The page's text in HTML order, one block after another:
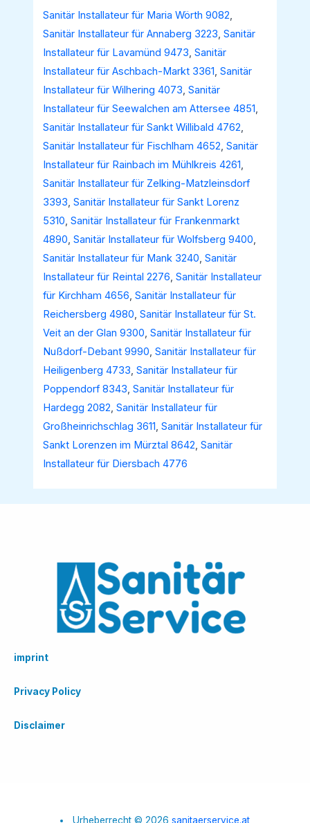
Sanitär Installateur für Maria Wörth 9082,
Sanitär Installateur für Annaberg 3223,Sanitär
Installateur für Lavamünd 9473,Sanitär
Installateur für Aschbach-Markt 3361,Sanitär
Installateur für Wilhering 4073,Sanitär
Installateur für Seewalchen am Attersee 4851,
Sanitär Installateur für Sankt Willibald 4762,
Sanitär Installateur für Fischlham 4652,Sanitär
Installateur für Rainbach im Mühlkreis 4261,
Sanitär Installateur für Zelking-Matzleinsdorf
3393,Sanitär Installateur für Sankt Lorenz
5310,Sanitär Installateur für Frankenmarkt
4890,Sanitär Installateur für Wolfsberg 9400,
Sanitär Installateur für Mank 3240,Sanitär
Installateur für Reintal 2276,Sanitär Installateur
für Kirchham 4656,Sanitär Installateur für
Reichersberg 4980,Sanitär Installateur für St.
Veit an der Glan 9300,Sanitär Installateur für
Nußdorf-Debant 9990,Sanitär Installateur für
Heiligenberg 4733,Sanitär Installateur für
Poppendorf 8343,Sanitär Installateur für
Hardegg 2082,Sanitär Installateur für
Großheinrichschlag 3611,Sanitär Installateur für
Sankt Lorenzen im Mürztal 8642,Sanitär
Installateur für Diersbach 4776
imprint
Privacy Policy
Disclaimer
Urheberrecht © 2026sanitaerservice.at